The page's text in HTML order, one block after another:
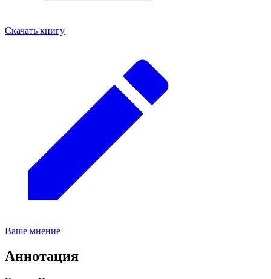
Скачать книгу
Ваше мнение
Аннотация